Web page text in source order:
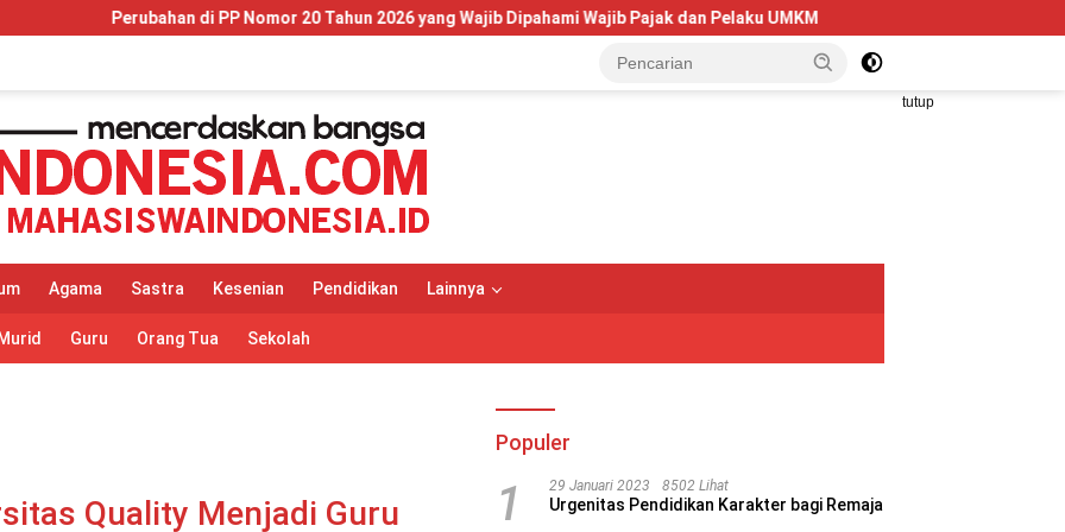
PP Nomor 20 Tahun 2026 yang Wajib Dipahami Wajib Pajak dan Pelaku UMKM Telkom University Dorong Kolaborasi AI dan
tutup
Agama Sastra Kesenian Pendidikan Lainnya
Murid Guru Orang Tua Sekolah
Quality Menjadi Guru
Populer
1 29 Januari 2023 8502 Lihat
Urgenitas Pendidikan Karakter bagi Remaja